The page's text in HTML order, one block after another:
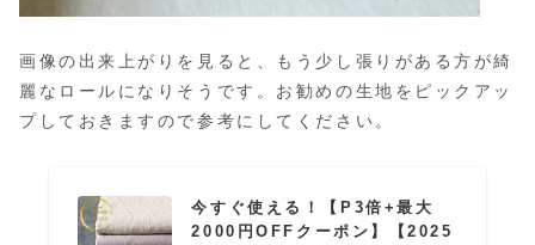
画像の出来上がりを見ると、もう少し張りがある方が綺
麗なロールになりそうです。お勧めの生地をピックアッ
プしておきますので参考にしてください。
今すぐ使える！【P3倍+最大
2000円OFFクーポン】【2025